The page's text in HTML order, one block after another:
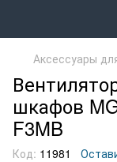
Аксессуары
шкафов
F3MB
Код: 11981